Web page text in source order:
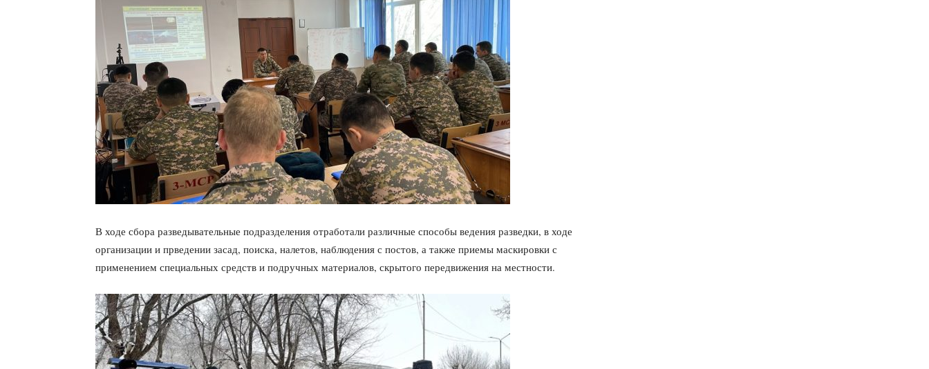
В ходе сбора разведывательные подразделения отработали различные способы ведения разведки, в ходе
организации и прведении засад, поиска, налетов, наблюдения с постов, а также приемы маскировки с
применением специальных средств и подручных материалов, скрытого передвижения на местности.